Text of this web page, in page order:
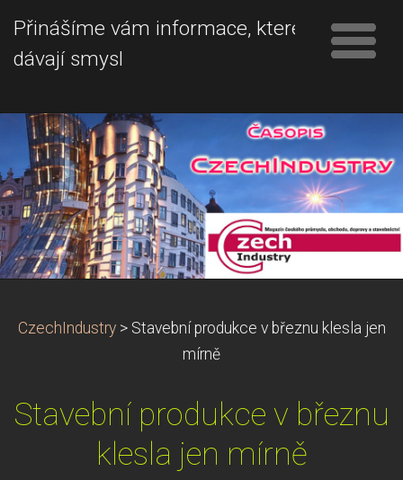
Přinášíme vám informace, které
dávají smysl
CzechIndustry > Stavební produkce v březnu klesla jen
mírně
Stavební produkce v březnu
klesla jen mírně